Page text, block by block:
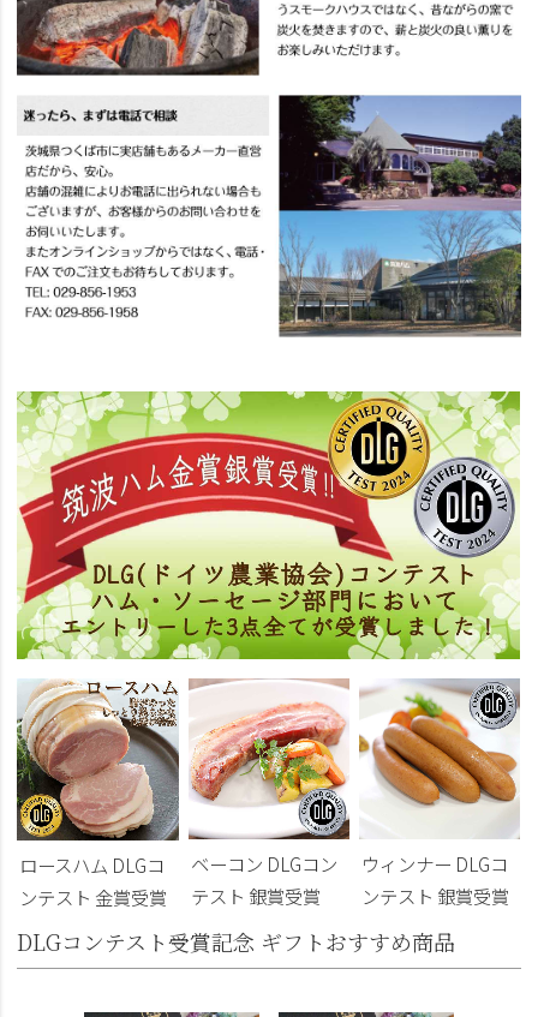
ロースハム DLGコ
ンテスト 金賞受賞
ベーコン DLGコン
テスト 銀賞受賞
ウィンナー DLGコ
ンテスト 銀賞受賞
DLGコンテスト受賞記念 ギフトおすすめ商品